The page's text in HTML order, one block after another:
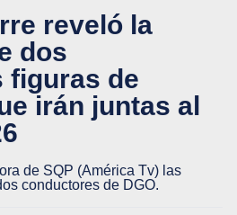
reveló la
dos
figuras de
irán juntas al
de SQP (América Tv) las
conductores de DGO.